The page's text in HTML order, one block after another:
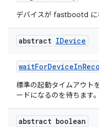
デバイスが fastbootd に
abstract IDevice
waitForDeviceIn
標準の起動タイムアウト
ードになるのを待ちます。
abstract boolean